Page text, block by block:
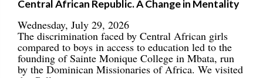
Central African Republic. A Change in Mentality
Wednesday, July 29, 2026
The discrimination faced by Central African girls
compared to boys in access to education led to the
founding of Sainte Monique College in Mbata, run
by the Dominican Missionaries of Africa. We visited